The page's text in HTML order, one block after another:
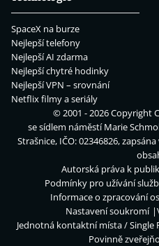
SpaceX na burze
Nejlepší telefony
Nejlepší AI zdarma
Nejlepší chytré hodinky
Nejlepší VPN – srovnání
Netflix filmy a seriály
© 2001 - 2026 Copyright
se sídlem náměstí Marie
Strašnice, IČO: 02346826,
Autorská práva k
Podmínky pro užívání
Informace o zpracování
Nastavení soukromí
Jednotná kontaktní místa / Single
Povinně